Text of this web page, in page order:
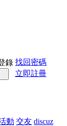
錄 找回密碼
立即註冊
動 交友 discuz